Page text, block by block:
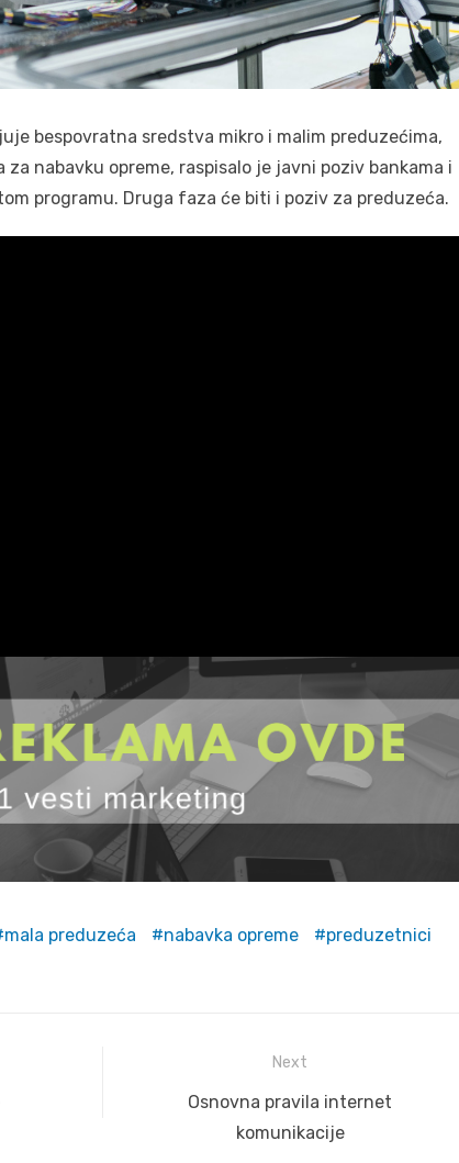
bespovratna sredstva mikro i malim preduzećima,
nabavku opreme, raspisalo je javni poziv bankama i
programu. Druga faza će biti i poziv za preduzeća.
mala preduzeća nabavka opreme
preduzetnici
Next
Osnovna pravila internet
komunikacije